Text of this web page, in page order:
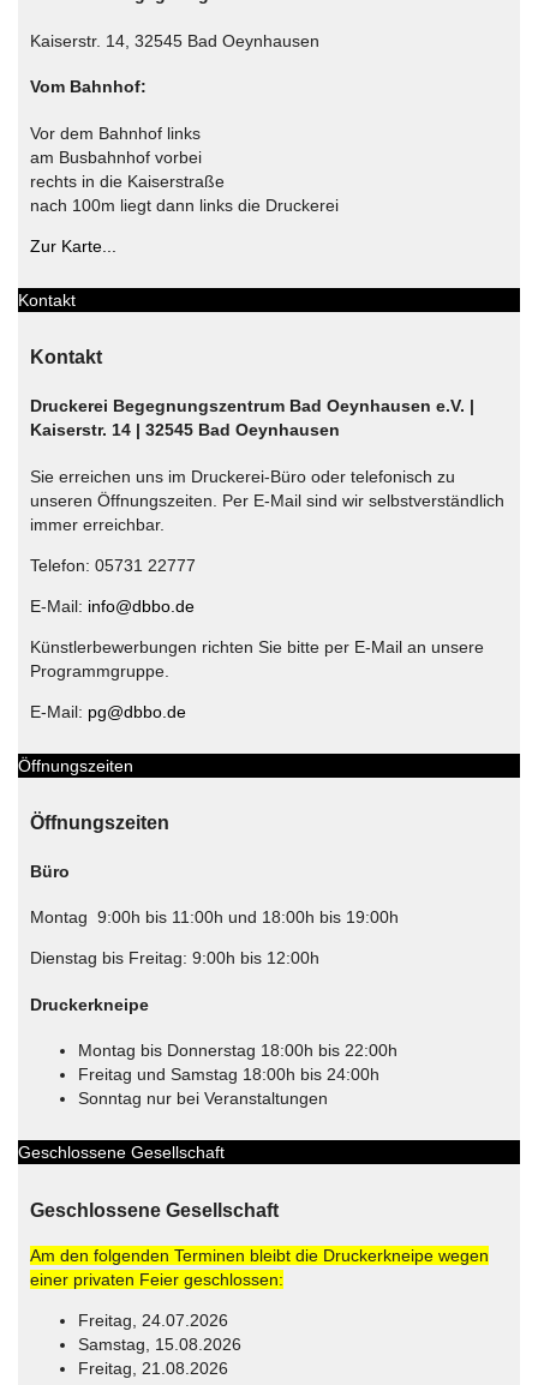
Kaiserstr. 14, 32545 Bad Oeynhausen
Vom Bahnhof:
Vor dem Bahnhof links
am Busbahnhof vorbei
rechts in die Kaiserstraße
nach 100m liegt dann links die Druckerei
Zur Karte...
Kontakt
Kontakt
Druckerei Begegnungszentrum Bad Oeynhausen e.V. |
Kaiserstr. 14 | 32545 Bad Oeynhausen
Sie erreichen uns im Druckerei-Büro oder telefonisch zu
unseren Öffnungszeiten. Per E-Mail sind wir selbstverständlich
immer erreichbar.
Telefon: 05731 22777
E-Mail: info@dbbo.de
Künstlerbewerbungen richten Sie bitte per E-Mail an unsere
Programmgruppe.
E-Mail: pg@dbbo.de
Öffnungszeiten
Öffnungszeiten
Büro
Montag 9:00h bis 11:00h und 18:00h bis 19:00h
Dienstag bis Freitag: 9:00h bis 12:00h
Druckerkneipe
Montag bis Donnerstag 18:00h bis 22:00h
Freitag und Samstag 18:00h bis 24:00h
Sonntag nur bei Veranstaltungen
Geschlossene Gesellschaft
Geschlossene Gesellschaft
Am den folgenden Terminen bleibt die Druckerkneipe wegen
einer privaten Feier geschlossen:
Freitag, 24.07.2026
Samstag, 15.08.2026
Freitag, 21.08.2026